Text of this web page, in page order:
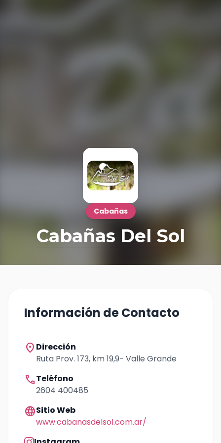
Cabañas
Cabañas Del Sol
Información de Contacto
location_on Dirección
Ruta Prov. 173, km 19,9- Valle Grande
callTeléfono
2604 400485
languageSitio Web
www.cabanasdelsol.com.ar/